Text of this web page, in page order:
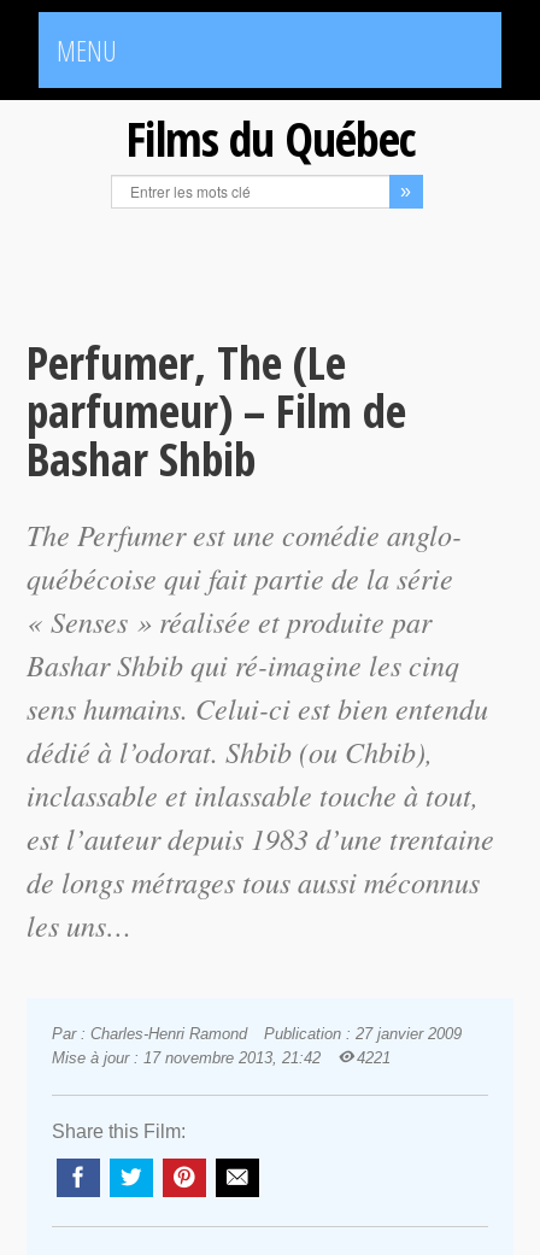
MENU
Films du Québec
Perfumer, The (Le
parfumeur) – Film de
Bashar Shbib
The Perfumer est une comédie anglo-
québécoise qui fait partie de la série
« Senses » réalisée et produite par
Bashar Shbib qui ré-imagine les cinq
sens humains. Celui-ci est bien entendu
dédié à l’odorat. Shbib (ou Chbib),
inclassable et inlassable touche à tout,
est l’auteur depuis 1983 d’une trentaine
de longs métrages tous aussi méconnus
les uns…
Par : Charles-Henri Ramond
Publication : 27 janvier 2009
Mise à jour : 17 novembre 2013, 21:42
4221
Share this Film: